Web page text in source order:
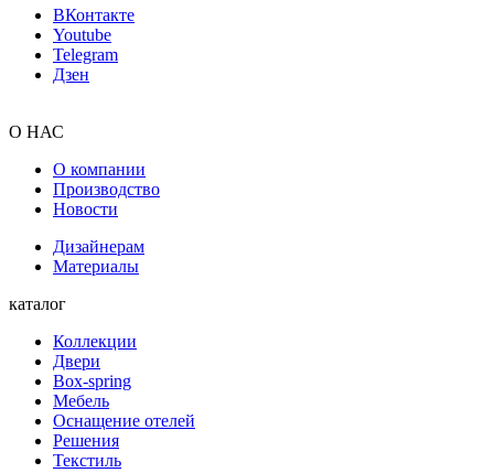
ВКонтакте
Youtube
Telegram
Дзен
О НАС
О компании
Производство
Новости
Дизайнерам
Материалы
каталог
Коллекции
Двери
Box-spring
Мебель
Оснащение отелей
Решения
Текстиль